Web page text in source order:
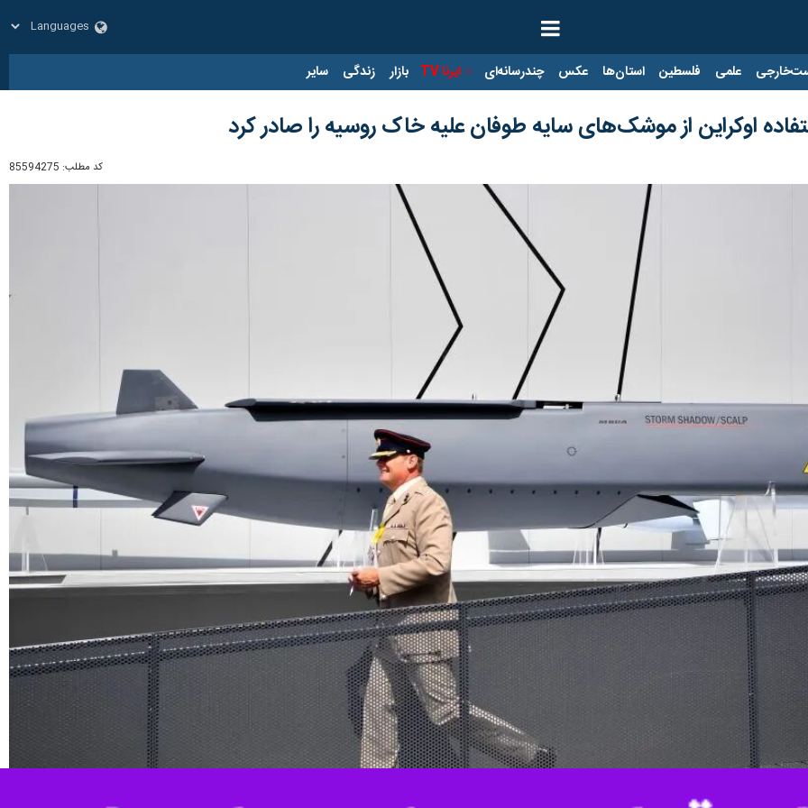
علمی فلسطین استان‌ها عکس چندرسانه‌ای ایرنا TV بازار زندگی سایر
اوکراین از موشک‌های سایه طوفان علیه خاک روسیه را صادر کرد
کد مطلب: 85594275